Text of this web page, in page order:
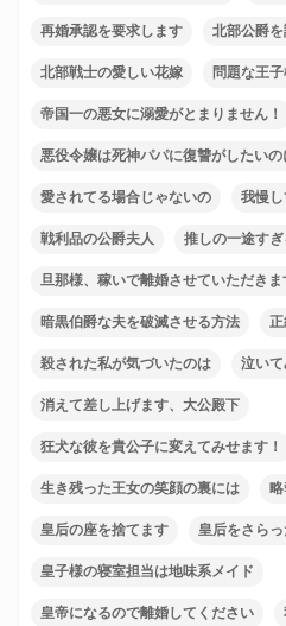
再婚承認を要求します 北部公爵
北部戦士の愛しい花嫁 問題な王
帝国一の悪女に溺愛がとまりません！
悪役令嬢は死神パパに復讐がしたいの
愛されてる場合じゃないの 我慢
戦利品の公爵夫人 推しの一途す
旦那様、稼いで離婚させていただきま
暗黒伯爵な夫を破滅させる方法
殺された私が気づいたのは 泣い
消えて差し上げます、大公殿下
狂犬な彼を貴公子に変えてみせます！
生き残った王女の笑顔の裏には
皇后の座を捨てます 皇后をさら
皇子様の寝室担当は地味系メイド
皇帝になるので離婚してください